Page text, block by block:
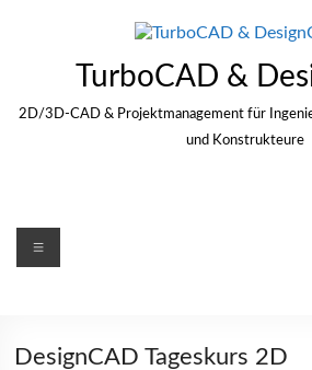
TurboCAD &
2D/3D-CAD & Projektmanagement für
und Konstrukteure
Menü
DesignCAD Tageskurs 2D